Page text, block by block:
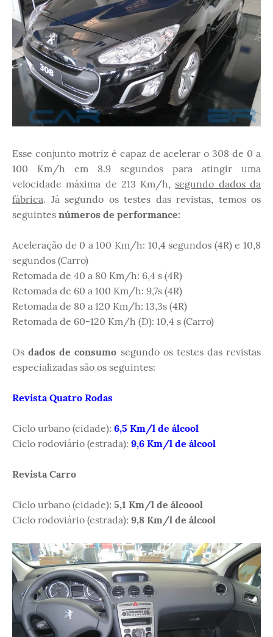
Esse conjunto motriz é capaz de acelerar o 308 de 0 a
100 Km/h em 8.9 segundos para atingir uma
velocidade máxima de 213 Km/h, segundo dados da
fábrica. Já segundo os testes das revistas, temos os
seguintes números de performance:
Aceleração de 0 a 100 Km/h: 10,4 segundos (4R) e 10,8
segundos (Carro)
Retomada de 40 a 80 Km/h: 6,4 s (4R)
Retomada de 60 a 100 Km/h: 9,7s (4R)
Retomada de 80 a 120 Km/h: 13,3s (4R)
Retomada de 60-120 Km/h (D): 10,4 s (Carro)
Osdados de consumo segundo os testes das revistas
especializadas são os seguintes:
Revista Quatro Rodas
Ciclo urbano (cidade): 6,5 Km/l de álcool
Ciclo rodoviário (estrada): 9,6 Km/l de álcool
Revista Carro
Ciclo urbano (cidade): 5,1 Km/l de álcoool
Ciclo rodoviário (estrada): 9,8 Km/l de álcool